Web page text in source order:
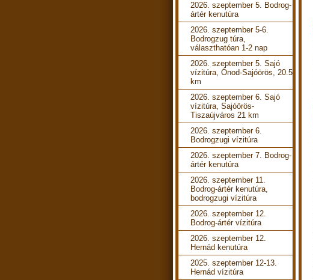
2026. szeptember 5. Bodrog-
ártér kenutúra
2026. szeptember 5-6.
Bodrogzug túra,
választhatóan 1-2 nap
2026. szeptember 5. Sajó
vízitúra, Ónod-Sajóörös, 20.5
km
2026. szeptember 6. Sajó
vízitúra, Sajóörös-
Tiszaújváros 21 km
2026. szeptember 6.
Bodrogzugi vízitúra
2026. szeptember 7. Bodrog-
ártér kenutúra
2026. szeptember 11.
Bodrog-ártér kenutúra,
bodrogzugi vízitúra
2026. szeptember 12.
Bodrog-ártér vízitúra
2026. szeptember 12.
Hernád kenutúra
2025. szeptember 12-13.
Hernád vízitúra